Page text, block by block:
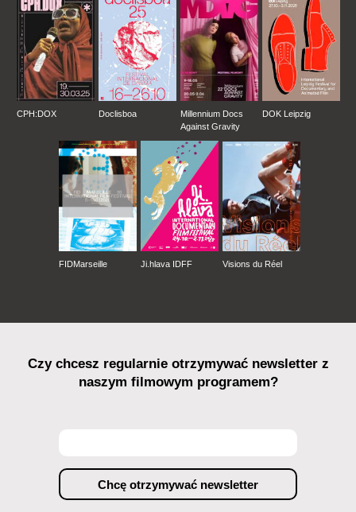
CPH:DOX Doclisboa
Millennium Docs
Against Gravity
DOK Leipzig
FIDMarseille Ji.hlava IDFF Visions du Réel
Czy chcesz regularnie otrzymywać newsletter z
naszym filmowym programem?